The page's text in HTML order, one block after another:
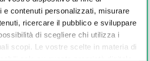
e contenuti personalizzati, misurare
ricercare il pubblico e sviluppare
di scegliere chi utilizza i
scopi. Le vostre scelte in materia di
trasmetteremo i tuoi dati a Toyota Motor Italia S.p.A. Ho
su altre Offerte simili a quella che hai appena
potrai decidere di non ricevere più comunicazioni.